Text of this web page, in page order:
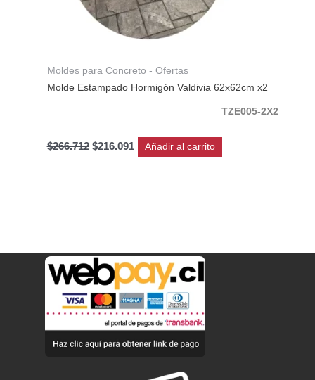
Moldes para Concreto - Ofertas
Molde Estampado Hormigón Valdivia 62x62cm x2
TZE005-2X2
$266.712 $216.091 Añadir al carrito